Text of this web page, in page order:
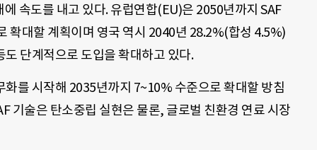
속도를 내고 있다. 유럽연합(EU)은 2050년까지 SAF
확대할 계획이며 영국 역시 2040년 28.2%(합성 4.5%)
단계적으로 도입을 확대하고 있다.
를 시작해 2035년까지 7~10% 수준으로 확대할 방침
기술은 탄소중립 실현은 물론, 글로벌 친환경 연료 시장